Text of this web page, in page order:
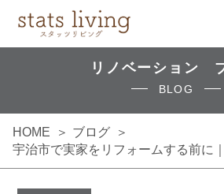
リノベーション
BLOG
HOME
ブログ
宇治市で実家をリフォームする前に